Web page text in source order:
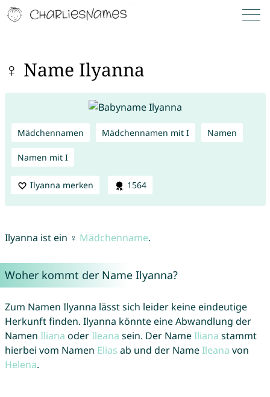
♀ Name Ilyanna
Mädchennamen Mädchennamen mit I Namen
Namen mit I
Ilyanna merken 1564
Ilyanna ist ein ♀ Mädchenname.
Woher kommt der Name Ilyanna?
Zum Namen Ilyanna lässt sich leider keine eindeutige
Herkunft finden. Ilyanna könnte eine Abwandlung der
Namen Iliana oderIleana sein. Der NameIliana stammt
hierbei vom Namen Elias ab und der NameIleana von
Helena.